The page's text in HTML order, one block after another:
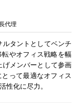
代理
タントとしてベンチ
やオフィス戦略を幅
メンバーとして参画
って最適なオフィス
性化に尽力。